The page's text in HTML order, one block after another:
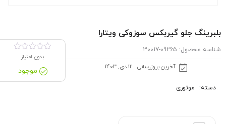
بلبرینگ جلو گیربكس سوزوکی ویتارا
شناسه محصول: 09265-30017
آخرین بروزرسانی : 12 دی, 1403
بدون امتیاز
موجود
دسته: موتوری